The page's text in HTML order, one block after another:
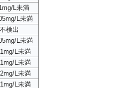
L未満
L未満
不検出
L未満
L未満
L未満
L未満
L未満